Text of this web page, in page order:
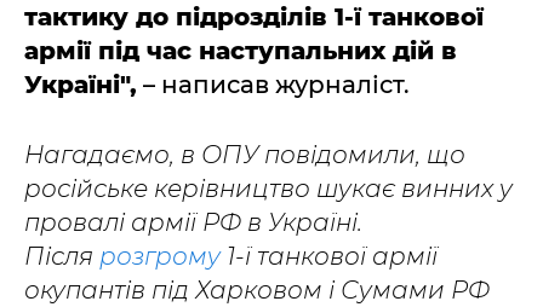
тактику до підрозділів 1-ї танкової
армії під час наступальних дій в
Україні", – написав журналіст.
Нагадаємо, в ОПУ повідомили, що
російське керівництво шукає винних у
провалі армії РФ в Україні.
Після розгрому1-ї танкової армії
окупантів під Харковом і Сумами РФ